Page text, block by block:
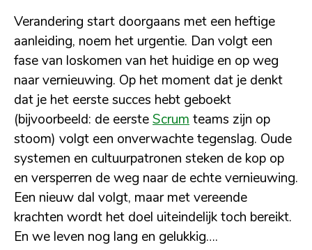
Verandering start doorgaans met een heftige
aanleiding, noem het urgentie. Dan volgt een
fase van loskomen van het huidige en op weg
naar vernieuwing. Op het moment dat je denkt
dat je het eerste succes hebt geboekt
(bijvoorbeeld: de eersteScrum teams zijn op
stoom) volgt een onverwachte tegenslag. Oude
systemen en cultuurpatronen steken de kop op
en versperren de weg naar de echte vernieuwing.
Een nieuw dal volgt, maar met vereende
krachten wordt het doel uiteindelijk toch bereikt.
En we leven nog lang en gelukkig….